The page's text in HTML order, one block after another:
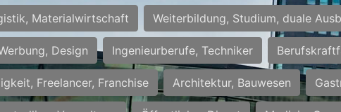
Materialwirtschaft Weiterbildung, Studium, duale
Design Ingenieurberufe, Techniker
Freelancer, Franchise Architektur, Bauwesen